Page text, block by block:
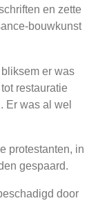
en zette
bouwkunst
er was
restauratie
Er was al wel
protestanten, in
gespaard.
door